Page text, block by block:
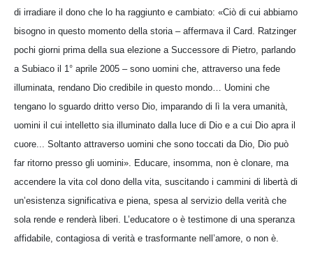
di irradiare il dono che lo ha raggiunto e cambiato: «Ciò di cui abbiamo
bisogno in questo momento della storia – affermava il Card. Ratzinger
pochi giorni prima della sua elezione a Successore di Pietro, parlando
a Subiaco il 1° aprile 2005 – sono uomini che, attraverso una fede
illuminata, rendano Dio credibile in questo mondo… Uomini che
tengano lo sguardo dritto verso Dio, imparando di lì la vera umanità,
uomini il cui intelletto sia illuminato dalla luce di Dio e a cui Dio apra il
cuore... Soltanto attraverso uomini che sono toccati da Dio, Dio può
far ritorno presso gli uomini». Educare, insomma, non è clonare, ma
accendere la vita col dono della vita, suscitando i cammini di libertà di
un’esistenza significativa e piena, spesa al servizio della verità che
sola rende e renderà liberi. L’educatore o è testimone di una speranza
affidabile, contagiosa di verità e trasformante nell’amore, o non è.